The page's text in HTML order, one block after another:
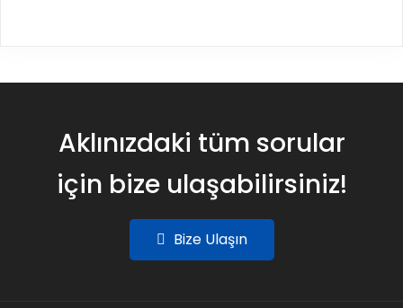
Aklınızdaki tüm sorular
için bize ulaşabilirsiniz!
Bize Ulaşın